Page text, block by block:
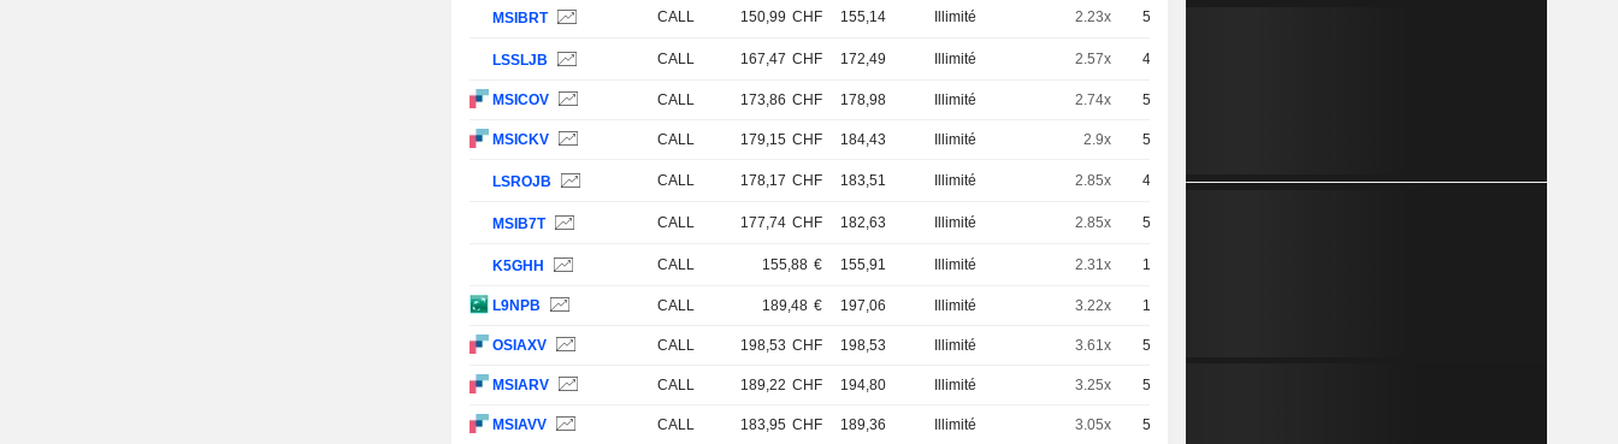
MSIBRT CALL 150,99 CHF 155,14 Illimité 2.23x 50
LSSLJB CALL 167,47 CHF 172,49 Illimité 2.57x 40
MSICOV CALL 173,86 CHF 178,98 Illimité 2.74x 50
MSICKV CALL 179,15 CHF 184,43 Illimité 2.9x 50
LSROJB CALL 178,17 CHF 183,51 Illimité 2.85x 40 2.22 / 2.26
MSIB7T CALL 177,74 CHF 182,63 Illimité 2.85x 50
K5GHH CALL 155,88 € 155,91 Illimité 2.31x 10
L9NPB CALL 189,48 € 197,06 Illimité 3.22x 10
OSIAXV CALL 198,53 CHF 198,53 Illimité 3.61x 50
MSIARV CALL 189,22 CHF 194,80 Illimité 3.25x 50
MSIAVV CALL 183,95 CHF 189,36 Illimité 3.05x 50